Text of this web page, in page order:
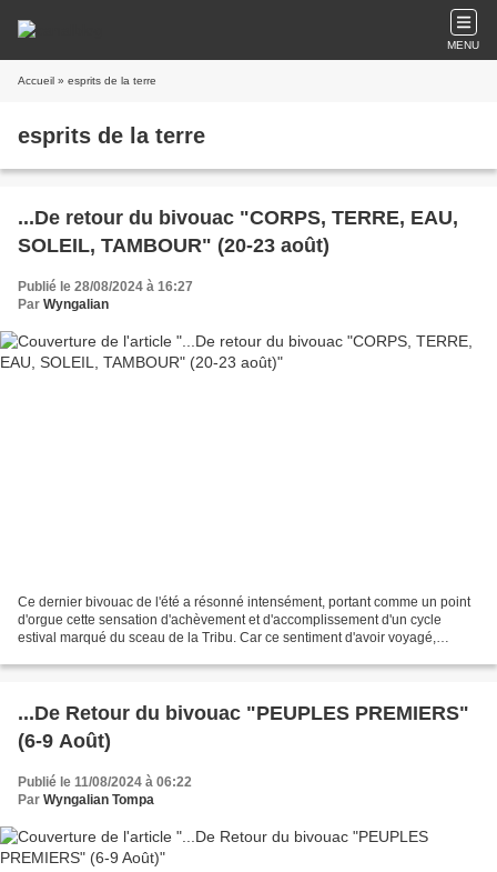
MENU
Accueil » esprits de la terre
esprits de la terre
...De retour du bivouac "CORPS, TERRE, EAU,
SOLEIL, TAMBOUR" (20-23 août)
Publié le 28/08/2024 à 16:27
Par Wyngalian
Ce dernier bivouac de l'été a résonné intensément, portant comme un point
d'orgue cette sensation d'achèvement et d'accomplissement d'un cycle
estival marqué du sceau de la Tribu. Car ce sentiment d'avoir voyagé,
...De Retour du bivouac "PEUPLES PREMIERS"
(6-9 Août)
Publié le 11/08/2024 à 06:22
Par Wyngalian Tompa